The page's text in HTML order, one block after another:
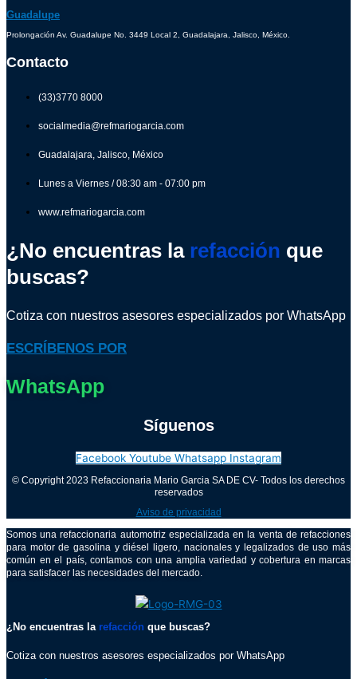
Guadalupe
Prolongación Av. Guadalupe No. 3449 Local 2, Guadalajara, Jalisco, México.
Contacto
(33)3770 8000
socialmedia@refmariogarcia.com
Guadalajara, Jalisco, México
Lunes a Viernes / 08:30 am - 07:00 pm
www.refmariogarcia.com
¿No encuentras la refacción que
buscas?
Cotiza con nuestros asesores especializados por WhatsApp
ESCRÍBENOS POR
WhatsApp
Síguenos
Facebook Youtube Whatsapp Instagram
© Copyright 2023 Refaccionaria Mario Garcia SA DE CV- Todos los derechos
reservados
Aviso de privacidad
Somos una refaccionaria automotriz especializada en la venta de refacciones
para motor de gasolina y diésel ligero, nacionales y legalizados de uso más
común en el país, contamos con una amplia variedad y cobertura en marcas
para satisfacer las necesidades del mercado.
¿No encuentras la refacción que buscas?
Cotiza con nuestros asesores especializados por WhatsApp